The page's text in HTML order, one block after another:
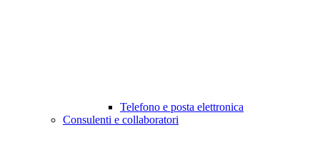
Telefono e posta elettronica
Consulenti e collaboratori